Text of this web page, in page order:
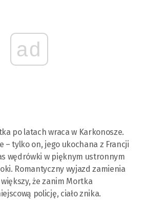
ad
po latach wraca w Karkonosze.
– tylko on, jego ukochana z Francji
wędrówki w pięknym ustronnym
Romantyczny wyjazd zamienia
że zanim Mortka
policję, ciało znika.